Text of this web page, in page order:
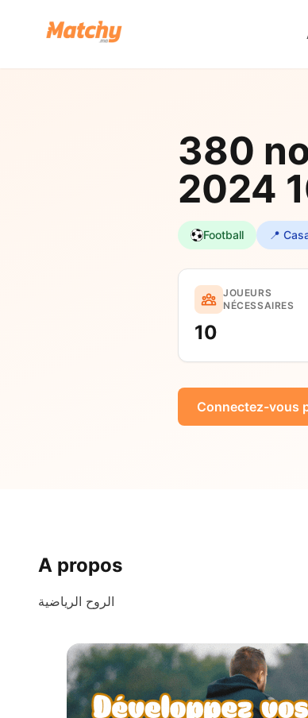
380
2024
Football 📍
JOUEURS
NÉCESSAIRES
10
Connectez-vous
A propos
الروح الرياضية